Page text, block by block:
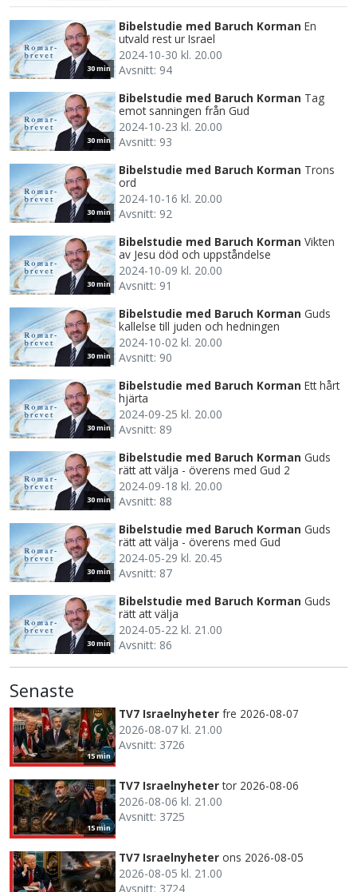
30 min
Bibelstudie med Baruch Korman En
utvald rest ur Israel
2024-10-30 kl. 20.00
Avsnitt: 94
30 min
Bibelstudie med Baruch Korman Tag
emot sanningen från Gud
2024-10-23 kl. 20.00
Avsnitt: 93
30 min
Bibelstudie med Baruch Korman Trons
ord
2024-10-16 kl. 20.00
Avsnitt: 92
30 min
Bibelstudie med Baruch Korman Vikten
av Jesu död och uppståndelse
2024-10-09 kl. 20.00
Avsnitt: 91
30 min
Bibelstudie med Baruch Korman Guds
kallelse till juden och hedningen
2024-10-02 kl. 20.00
Avsnitt: 90
30 min
Bibelstudie med Baruch Korman Ett hårt
hjärta
2024-09-25 kl. 20.00
Avsnitt: 89
30 min
Bibelstudie med Baruch Korman Guds
rätt att välja - överens med Gud 2
2024-09-18 kl. 20.00
Avsnitt: 88
30 min
Bibelstudie med Baruch Korman Guds
rätt att välja - överens med Gud
2024-05-29 kl. 20.45
Avsnitt: 87
30 min
Bibelstudie med Baruch Korman Guds
rätt att välja
2024-05-22 kl. 21.00
Avsnitt: 86
Senaste
15 min
TV7 Israelnyheter fre 2026-08-07
2026-08-07 kl. 21.00
Avsnitt: 3726
15 min
TV7 Israelnyheter tor 2026-08-06
2026-08-06 kl. 21.00
Avsnitt: 3725
TV7 Israelnyheter ons 2026-08-05
2026-08-05 kl. 21.00
Avsnitt: 3724